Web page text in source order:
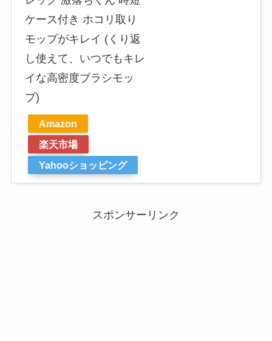
ケース付き ホコリ取り
モップがキレイ (くり返
し使えて、いつでもキレ
イな高密度ブラシモッ
プ)
Amazon
楽天市場
Yahooショッピング
スポンサーリンク